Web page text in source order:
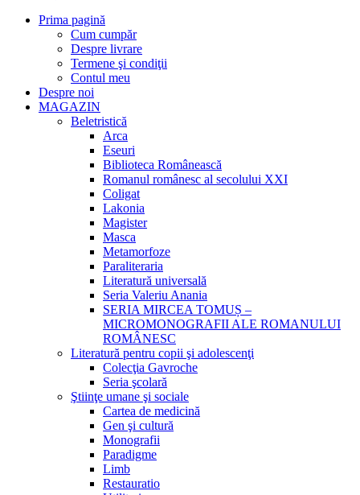
Prima pagină
Cum cumpăr
Despre livrare
Termene şi condiţii
Contul meu
Despre noi
MAGAZIN
Beletristică
Arca
Eseuri
Biblioteca Românească
Romanul românesc al secolului XXI
Coligat
Lakonia
Magister
Masca
Metamorfoze
Paraliteraria
Literatură universală
Seria Valeriu Anania
SERIA MIRCEA TOMUȘ –
MICROMONOGRAFII ALE ROMANULUI
ROMÂNESC
Literatură pentru copii şi adolescenţi
Colecţia Gavroche
Seria şcolară
Ştiinţe umane şi sociale
Cartea de medicină
Gen şi cultură
Monografii
Paradigme
Limb
Restauratio